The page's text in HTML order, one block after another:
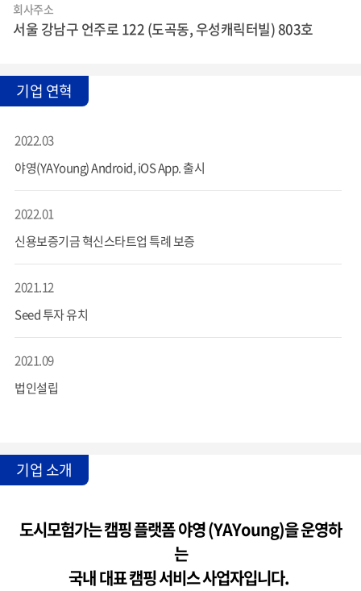
회사주소
서울 강남구 언주로 122 (도곡동, 우성캐릭터빌) 803호
기업 연혁
2022.03
야영(YAYoung) Android, iOS App. 출시
2022.01
신용보증기금 혁신스타트업 특례 보증
2021.12
Seed 투자 유치
2021.09
법인설립
기업 소개
도시모험가는 캠핑 플랫폼 야영 (YAYoung)을 운영하
는
국내 대표 캠핑 서비스 사업자입니다.